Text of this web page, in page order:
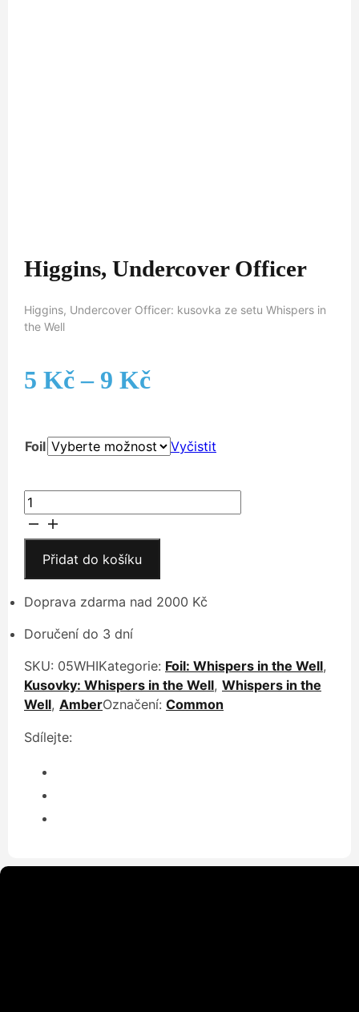
Higgins, Undercover Officer
Higgins, Undercover Officer: kusovka ze setu Whispers in
the Well
5 Kč – 9 KčRozpětí
5 Kč
až
9 Kč
Foil Vyčistit
Higgins,
Undercover
Officer
množství
Přidat do košíku
Doprava zdarma nad 2000 Kč
Doručení do 3 dní
SKU: 05WHIKategorie: Foil: Whispers in the Well,
Kusovky: Whispers in the Well, Whispers in the
Well, AmberOznačení: Common
Sdílejte: